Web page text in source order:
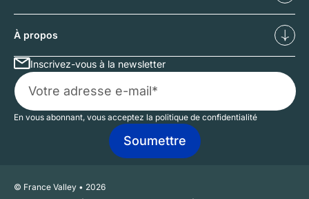
À propos
Qui sommes-nous ?
Inscrivez-vous à la newsletter
En vous abonnant, vous acceptez la politique de confidentialité
© France Valley • 2026